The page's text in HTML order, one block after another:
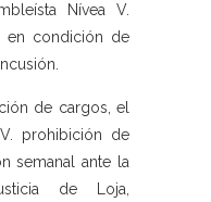
Nívea V.
en condición de
de cargos, el
prohibición de
semanal ante la
de Loja,